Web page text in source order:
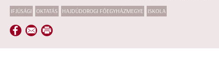
IFJÚSÁGI OKTATÁS HAJDÚDOROGI FŐEGYHÁZMEGYE ISKOLA